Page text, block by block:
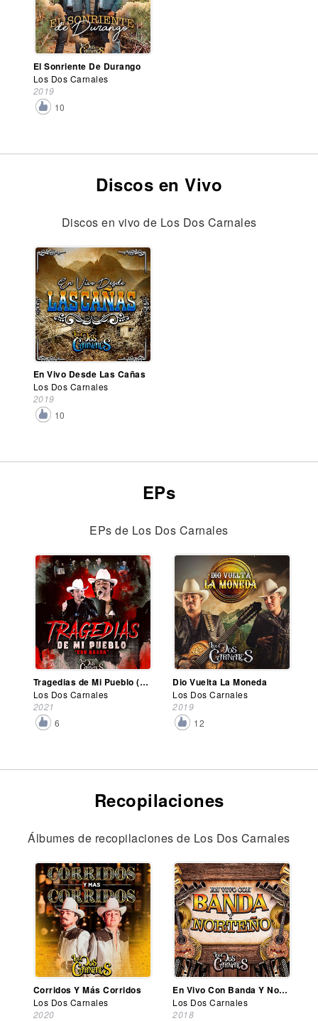
El Sonriente De Durango
Los Dos Carnales
2019
10
Discos en Vivo
Discos en vivo de Los Dos Carnales
En Vivo Desde Las Cañas
Los Dos Carnales
2019
10
EPs
EPs de Los Dos Carnales
Tragedias de Mi Pueblo (Con Banda)
Los Dos Carnales
2021
6
Dio Vuelta La Moneda
Los Dos Carnales
2019
12
Recopilaciones
Álbumes de recopilaciones de Los Dos Carnales
Corridos Y Más Corridos
Los Dos Carnales
2020
En Vivo Con Banda Y Norteño
Los Dos Carnales
2018